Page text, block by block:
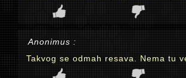
Anonimus :
Takvog se odmah resava. Nema tu